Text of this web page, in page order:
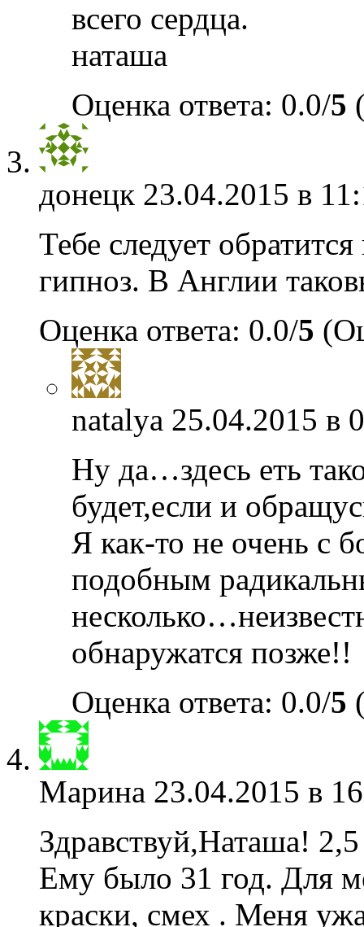
всего сердца.
наташа
Оценка ответа: 0.0/5
донецк 23.04.2015 в
Тебе следует
гипноз. В Англии
Оценка ответа: 0.0/5
natalya 25.04.2015 в
Ну да…здесь еть
будет,если и
Я как-то не очень с
подобным
обнаружатся позже!!
Оценка ответа: 0.0/5
Марина 23.04.2015 в
Здравствуй,Наташа!
Ему было 31 год. Для
краски, смех . Меня